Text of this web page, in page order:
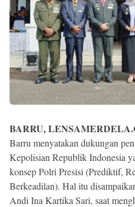
BARRU,
Barru menyatakan dukungan
Kepolisian Republik Indonesia
konsep Polri Presisi (Prediktif,
Berkeadilan). Hal itu
Andi Ina Kartika Sari, saat